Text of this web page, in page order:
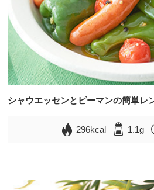
シャウエッセンとピーマンの簡単レ
296kcal 1.1g